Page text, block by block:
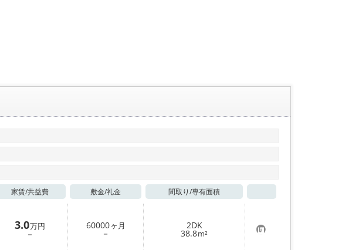
家賃/共益費 敷金/礼金 間取り/専有面積
3.0万円
－
60000ヶ月
－
2DK
38.8m² お
気